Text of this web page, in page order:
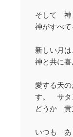
そして 神
神がすべて
新しい月は
神と共に
愛する天
す。 サタ
どうか 貴
いつも あ